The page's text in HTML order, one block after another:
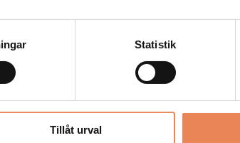
Statistik
Tillåt urval
ANNONSERA